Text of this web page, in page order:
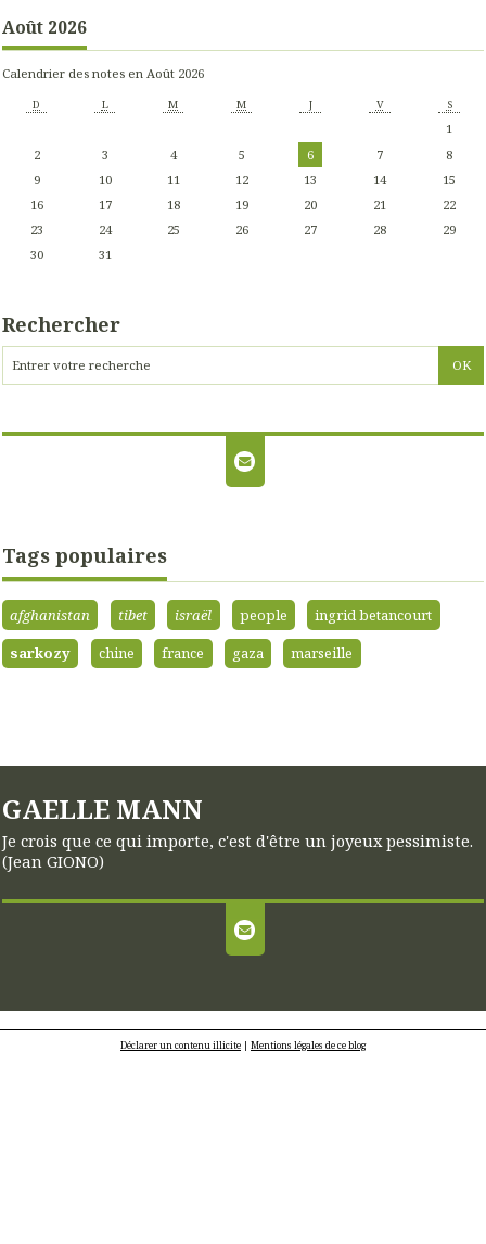
Août 2026
Calendrier des notes en Août 2026
D L M M J V S
1
2
3 4 5 6 7
8
9
10 11 12 13 14
15
16
17 18 19 20 21
22
23
24 25 26 27 28
29
30
31
Rechercher
Tags populaires
afghanistan tibet israël people
ingrid betancourt
sarkozy
chine france gaza marseille
GAELLE MANN
Je crois que ce qui importe, c'est d'être un joyeux pessimiste.
(Jean GIONO)
Déclarer un contenu illicite | Mentions légales de ce blog